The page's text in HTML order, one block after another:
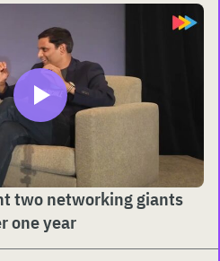
two networking giants
one year